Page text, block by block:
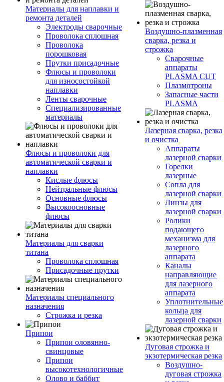
Материалы для наплавки и
ремонта деталей
Электроды сварочные
Проволока сплошная
Проволока
порошковая
Прутки присадочные
Флюсы и проволоки
для износостойкой
наплавки
Ленты сварочные
Специализированные
материалы
Флюсы и проволоки для
автоматической сварки и
наплавки
Кислые флюсы
Нейтральные флюсы
Основные флюсы
Высокоосновные
флюсы
Материалы для сварки
титана
Проволока сплошная
Присадочные прутки
Материалы специального
назначения
Строжка и резка
Припои
Припои оловянно-
свинцовые
Припои
высокотехнологичные
Олово и баббит
Воздушно-плазменная
сварка, резка и
строжка
Сварочные
аппараты
PLASMA CUT
Плазмотроны
Запасные части
PLASMA
Лазерная сварка, резка
и очистка
Аппараты
лазерной сварки
Горелки
лазерные
Сопла для
лазерной сварки
Линзы для
лазерной сварки
Ролики
подающего
механизма для
лазерного
аппарата
Каналы
направляющие
для лазерного
аппарата
Уплотнительные
кольца для
лазерной сварки
Дуговая строжка и
экзотермическая резка
Воздушно-
дуговая строжка